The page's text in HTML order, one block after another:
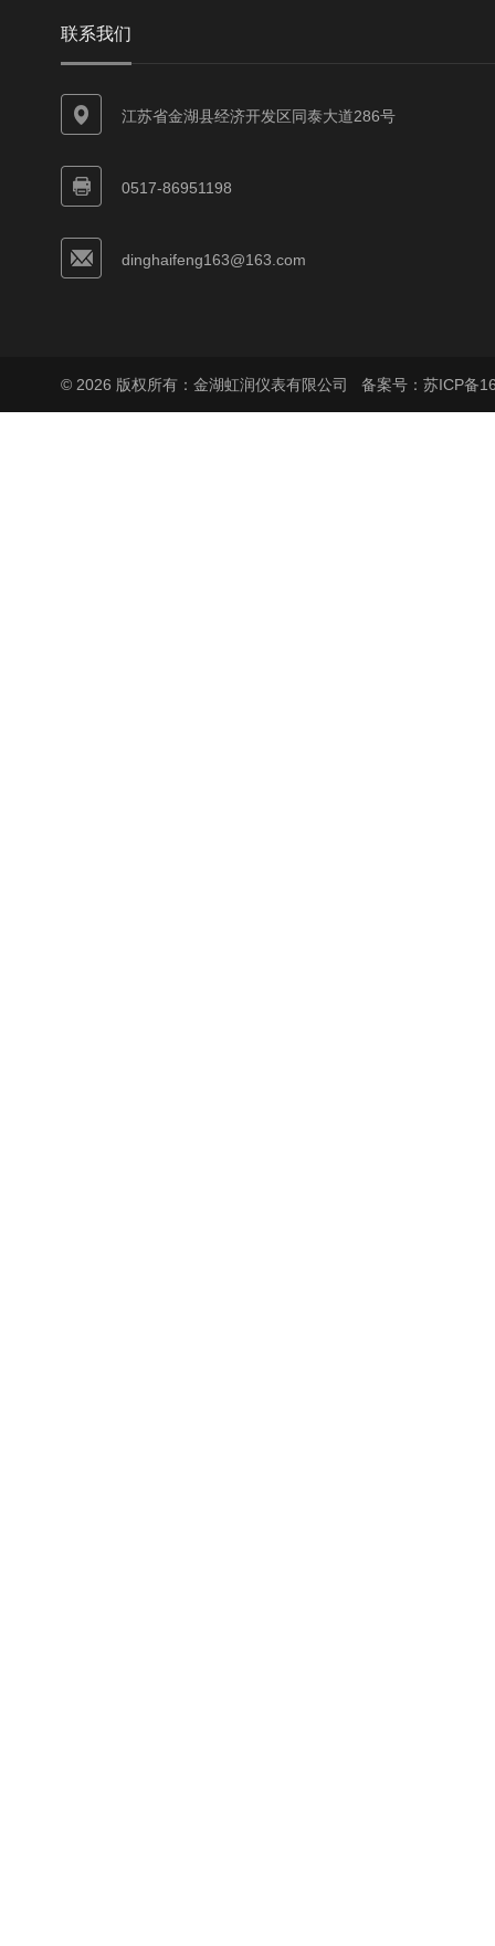
联系我们
江苏省金湖县经济开发区同泰大道286号
0517-86951198
dinghaifeng163@163.com
© 2026 版权所有：金湖虹润仪表有限公司 备案号：苏ICP备